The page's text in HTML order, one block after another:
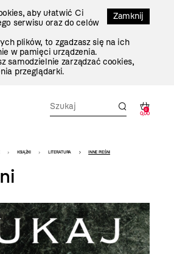
Zamknij
aby ułatwić Ci
serwisu oraz do celów
plików, to zgadzasz się na ich
w pamięci urządzenia.
samodzielnie zarządzać cookies,
przeglądarki.
0
0,00
KSIĄŻKI LITERATURA INNE PIEŚNI